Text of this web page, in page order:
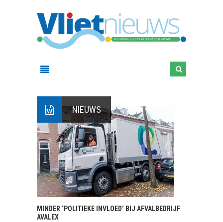
NIEUWS
MINDER ‘POLITIEKE INVLOED’ BIJ AFVALBEDRIJF
AVALEX